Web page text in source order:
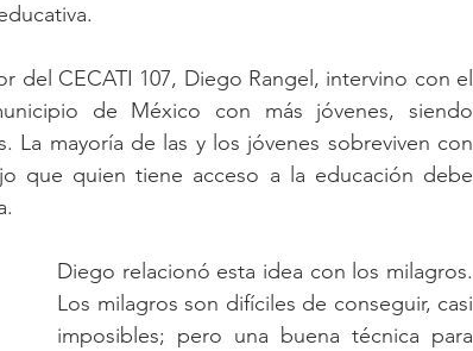
del CECATI 107, Diego Rangel, intervino con el
de México con más jóvenes, siendo
La mayoría de las y los jóvenes sobreviven con
que quien tiene acceso a la educación debe
Diego relacionó esta idea con los milagros.
Los milagros son difíciles de conseguir, casi
imposibles; pero una buena técnica para